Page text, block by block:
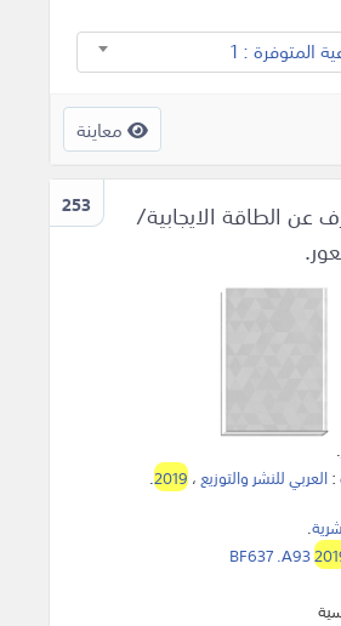
المتوفرة : 1
معاينة
253
عن الطاقة الايجابية/
.
:العربي للنشر والتوزيع،2019
.
.
BF637 .A93